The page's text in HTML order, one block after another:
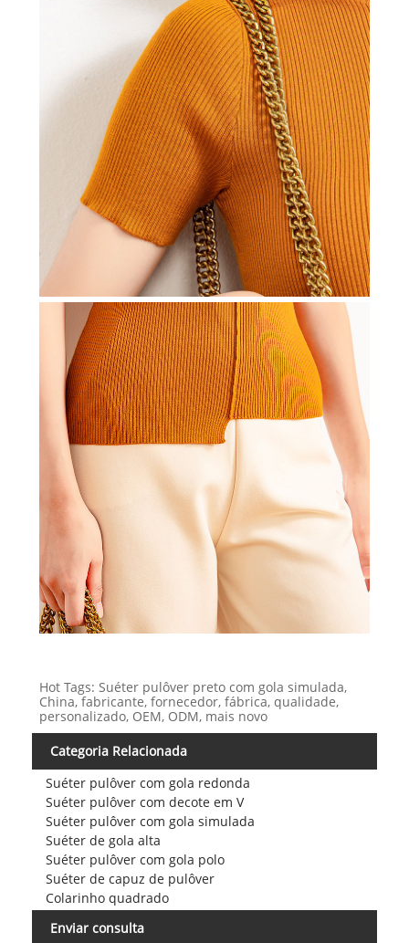
Hot Tags: Suéter pulôver preto com gola simulada,
China, fabricante, fornecedor, fábrica, qualidade,
personalizado, OEM, ODM, mais novo
Categoria Relacionada
Suéter pulôver com gola redonda
Suéter pulôver com decote em V
Suéter pulôver com gola simulada
Suéter de gola alta
Suéter pulôver com gola polo
Suéter de capuz de pulôver
Colarinho quadrado
Enviar consulta